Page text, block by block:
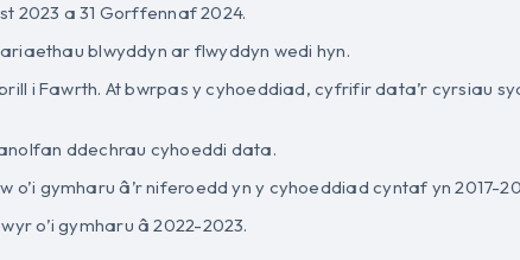
2023 a 31 Gorffennaf 2024.
blwyddyn ar flwyddyn wedi hyn.
i Fawrth. At bwrpas y cyhoeddiad, cyfrifir data’r cyrsiau
ddechrau cyhoeddi data.
gymharu â’r niferoedd yn y cyhoeddiad cyntaf yn 2017-
o’i gymharu â 2022-2023.